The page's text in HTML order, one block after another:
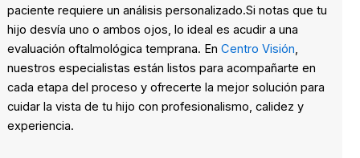
paciente requiere un análisis personalizado.Si notas que tu
hijo desvía uno o ambos ojos, lo ideal es acudir a una
evaluación oftalmológica temprana. En Centro Visión,
nuestros especialistas están listos para acompañarte en
cada etapa del proceso y ofrecerte la mejor solución para
cuidar la vista de tu hijo con profesionalismo, calidez y
experiencia.